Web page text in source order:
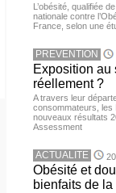
L’obésité, qualifiée
nationale contre
France, selon une
PREVENTION
Exposition au
réellement ?
A travers leur
consommateurs, les
nouveaux résultats
Assessment
ACTUALITE
Obésité et
bienfaits de